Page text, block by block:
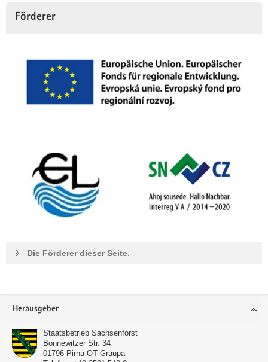
Förderer
Die Förderer dieser Seite.
Footer-
Herausgeber
Staatsbetrieb Sachsenforst
Bonnewitzer Str. 34
01796 Pirna OT Graupa